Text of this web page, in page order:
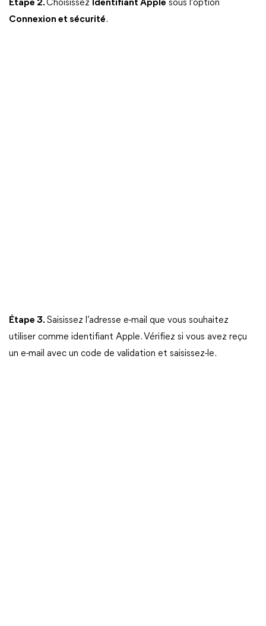
Étape 2.Choisissez Identifiant Apple sous l'option
Connexion et sécurité.
Étape 3. Saisissez l’adresse e-mail que vous souhaitez
utiliser comme identifiant Apple. Vérifiez si vous avez reçu
un e-mail avec un code de validation et saisissez-le.